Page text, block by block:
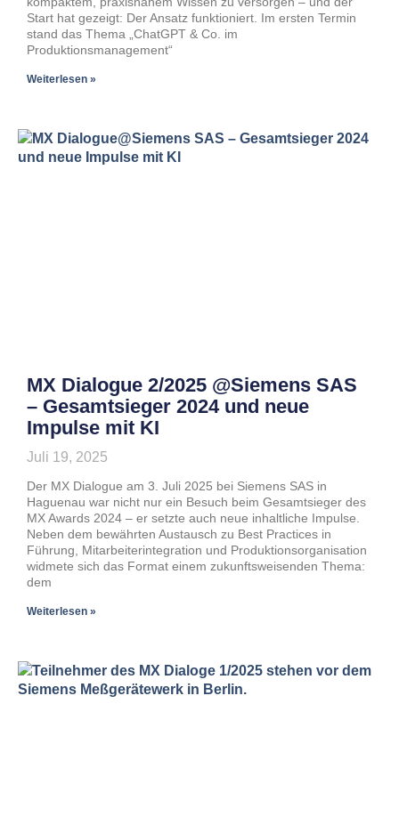
Start hat gezeigt: Der Ansatz funktioniert. Im ersten Termin
stand das Thema „ChatGPT & Co. im
Produktionsmanagement“
Weiterlesen »
MX Dialogue 2/2025 @Siemens SAS
– Gesamtsieger 2024 und neue
Impulse mit KI
Juli 19, 2025
Der MX Dialogue am 3. Juli 2025 bei Siemens SAS in
Haguenau war nicht nur ein Besuch beim Gesamtsieger des
MX Awards 2024 – er setzte auch neue inhaltliche Impulse.
Neben dem bewährten Austausch zu Best Practices in
Führung, Mitarbeiterintegration und Produktionsorganisation
widmete sich das Format einem zukunftsweisenden Thema:
dem
Weiterlesen »